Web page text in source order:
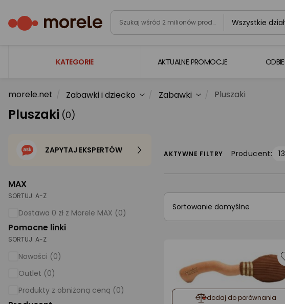
Wszystkie
KATEGORIE
Laptopy
Komputery
Gaming
Foto i kamery
AGD duże
Biuro i firma
AKTUALNE PROMOCJE
morele.net Zabawki i dziecko Zabawki Pluszaki
Pluszaki (0)
MAX
SORTUJ: A-Z
Dostawa 0 zł z Morele MAX (0)
Pomocne linki
SORTUJ: A-Z
Nowości (0)
Outlet (0)
Produkty z obniżoną ceną (0)
ZAPYTAJ EKSPERTÓW AKTYWNE FILTRY Producent:
Sortowanie domyślne
dodaj do porównania